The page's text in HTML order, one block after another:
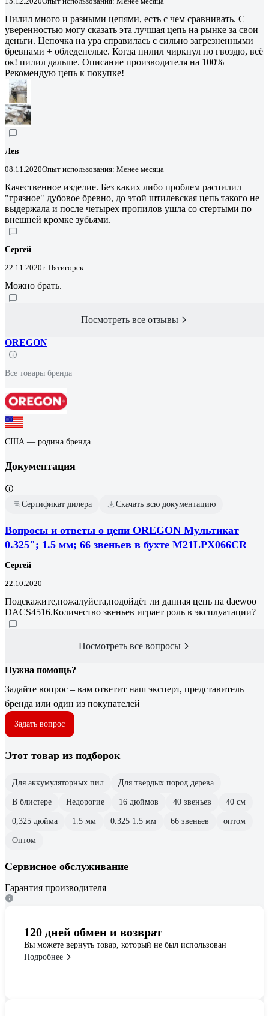
Пилил много и разными цепями, есть с чем сравнивать. С
уверенностью могу сказать эта лучшая цепь на рынке за свои
деньги. Цепочка на ура справилась с сильно загрезненными
бревнами + обледенелые. Когда пилил чиркнул по гвоздю, всё
ок! пилил дальше. Описание производителя на 100%
Рекомендую цепь к покупке!
Лев
08.11.2020Опыт использования: Менее месяца
Качественное изделие. Без каких либо проблем распилил
"грязное" дубовое бревно, до этой штилевская цепь такого не
выдержала и после четырех пропилов ушла со стертыми по
внешней кромке зубьями.
Сергей
22.11.2020г. Пятигорск
Можно брать.
Посмотреть все отзывы
OREGON
Все товары бренда
США — родина бренда
Документация
Сертификат дилера Скачать всю документацию
Вопросы и ответы о цепи OREGON Мультикат
0.325"; 1.5 мм; 66 звеньев в бухте M21LPX066CR
Сергей
22.10.2020
Подскажите,пожалуйста,подойдёт ли данная цепь на daewoo
DACS4516.Количество звеньев играет роль в эксплуатации?
Посмотреть все вопросы
Нужна помощь?
Задайте вопрос – вам ответит наш эксперт, представитель
бренда или один из покупателей
Задать вопрос
Этот товар из подборок
Для аккумуляторных пил Для твердых пород дерева
В блистере Недорогие 16 дюймов 40 звеньев 40 см
0,325 дюйма 1.5 мм 0.325 1.5 мм 66 звеньев оптом
Оптом
Сервисное обслуживание
Гарантия производителя
120 дней обмен и возврат
Вы можете вернуть товар, который не был использован
Подробнее